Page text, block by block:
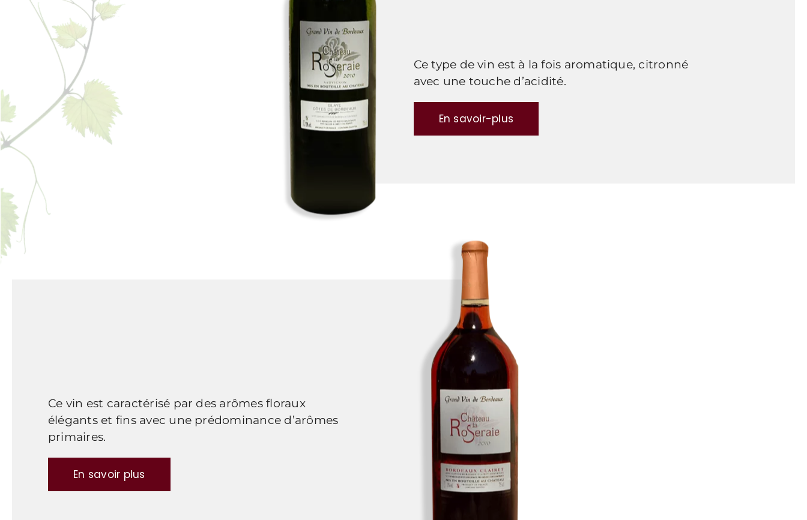
Ce type de vin est à la fois aromatique, citronné
avec une touche d’acidité.
En savoir-plus
Ce vin est caractérisé par des arômes floraux
élégants et fins avec une prédominance d’arômes
primaires.
En savoir plus